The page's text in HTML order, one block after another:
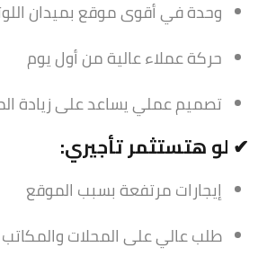
وحدة في أقوى موقع بميدان
حركة عملاء عالية من أول يوم
تصميم عملي يساعد على زيادة
✔ لو هتستثمر تأجيري:
إيجارات مرتفعة بسبب الموقع
طلب عالي على المحلات والمكاتب